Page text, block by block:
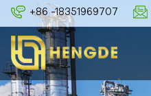
+86 -18351969707